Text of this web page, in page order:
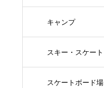
キャンプ
スキー・スケート
スケートボード場